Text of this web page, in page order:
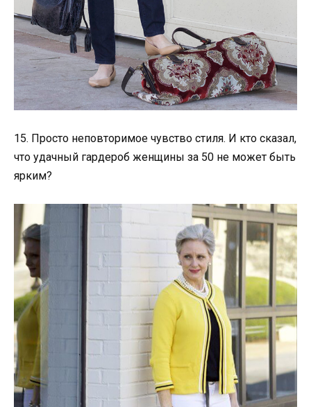
15. Просто неповторимое чувство стиля. И кто сказал,
что удачный гардероб женщины за 50 не может быть
ярким?